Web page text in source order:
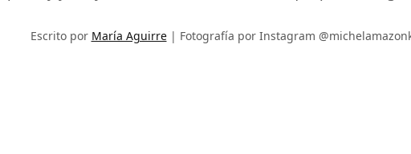
Escrito por María Aguirre Fotografía por Instagram